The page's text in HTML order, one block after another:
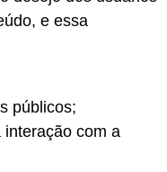
e essa
públicos;
interação com a